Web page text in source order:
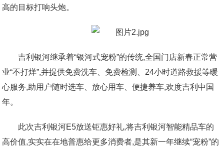
高的目标打响头炮。
吉利银河继承着“银河式宠粉”的传统,全国门店新春正常营
业“不打烊”,并提供免费洗车、免费检测、24小时道路救援等暖
心服务,助用户随时选车、放心用车、便捷养车,欢度吉利中国
年。
此次吉利银河E5放送钜惠好礼,将吉利银河智能精品车的
高价值,实实在在地普惠给更多消费者,是其新一年继续“宠粉”的